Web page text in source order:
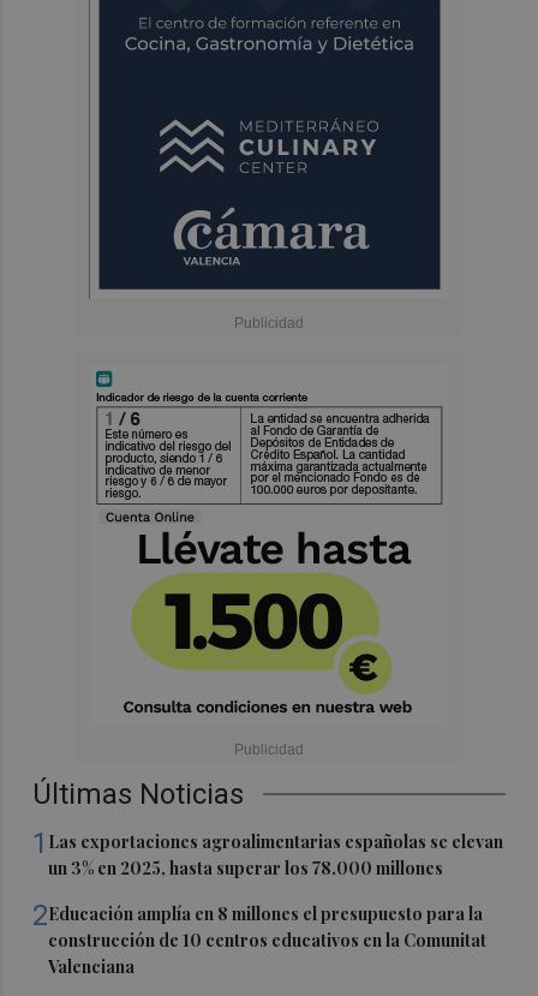
Últimas Noticias
1 Las exportaciones agroalimentarias españolas se elevan
un 3% en 2025, hasta superar los 78.000 millones
2Educación amplía en 8 millones el presupuesto para la
construcción de 10 centros educativos en la Comunitat
Valenciana